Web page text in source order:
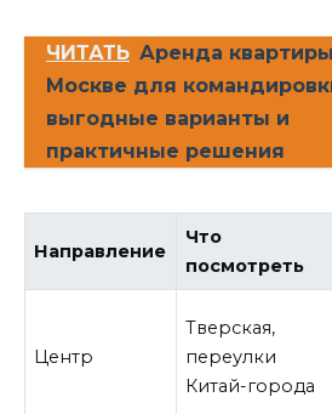
ЧИТАТЬ Аренда
Москве для
выгодные варианты и
практичные решения
Направление
Что
посмотреть
Центр
Тверская,
переулки
Китай-города